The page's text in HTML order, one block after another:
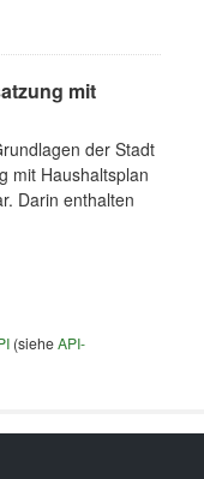
mit
der Stadt
mit Haushaltsplan
Darin enthalten
(sieheAPI-